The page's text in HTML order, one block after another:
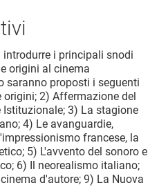
i principali snodi
origini al cinema
saranno proposti i seguenti
2) Affermazione del
3) La stagione
4) Le avanguardie,
francese, la
5) L'avvento del sonoro e
6) Il neorealismo italiano;
d'autore; 9) La Nuova